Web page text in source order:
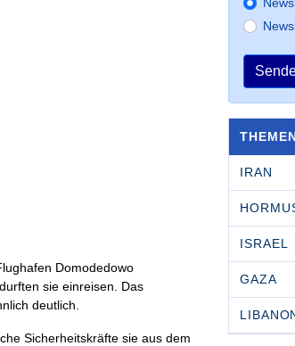
Domodedowo
durften sie einreisen. Das
deutlich.
Sicherheitskräfte sie aus dem
IRAN
ISRAEL
GAZA